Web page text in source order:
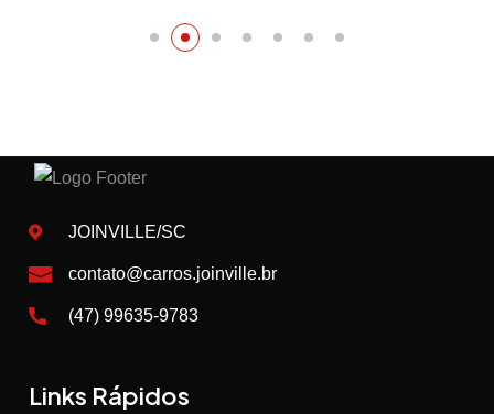
JOINVILLE/SC
contato@carros.joinville.br
(47) 99635-9783
Links Rápidos